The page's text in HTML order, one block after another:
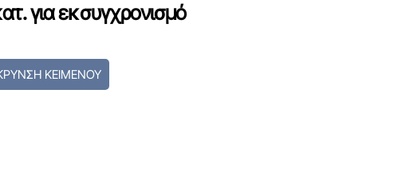
για εκσυγχρονισμό
ΚΕΙΜΕΝΟΥ